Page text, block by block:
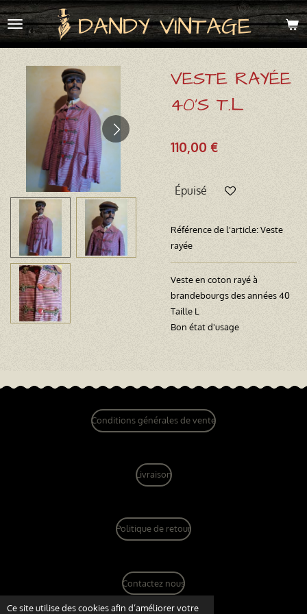
Ce site utilise des cookies afin d’améliorer votre
Passer
au
contenu
DANDY VINTAGE
VESTE RAYÉE
40'S T.L
110,00 €
Épuisé
Référence de l'article:Veste
rayée
Veste en coton rayé à
brandebourgs des années 40
Taille L
Bon état d'usage
Conditions générales de vente
Livraison
Politique de retour
Contactez nous
© 2022 - 2026 dandy vintage boutique